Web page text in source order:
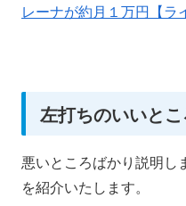
レーナが約月１万円【ラ
左打ちのいいとこ
悪いところばかり説明し
を紹介いたします。